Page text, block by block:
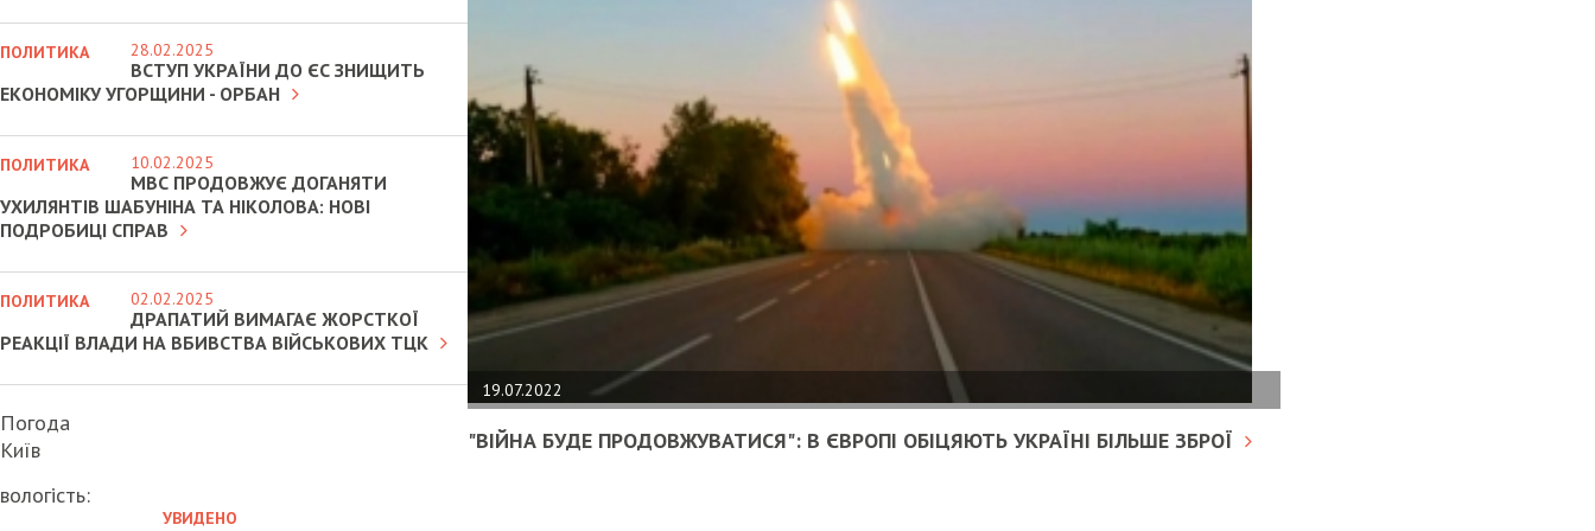
19.07.2022
"ВІЙНА БУДЕ ПРОДОВЖУВАТИСЯ": В ЄВРОПІ ОБІЦЯЮТЬ УКРАЇНІ БІЛЬШЕ ЗБРОЇ
УВИДЕНО
ПОЛИТИКА 28.02.2025
ВСТУП УКРАЇНИ ДО ЄС ЗНИЩИТЬ
ЕКОНОМІКУ УГОРЩИНИ - ОРБАН
ПОЛИТИКА 10.02.2025
МВС ПРОДОВЖУЄ ДОГАНЯТИ
УХИЛЯНТІВ ШАБУНІНА ТА НІКОЛОВА: НОВІ
ПОДРОБИЦІ СПРАВ
ПОЛИТИКА 02.02.2025
ДРАПАТИЙ ВИМАГАЄ ЖОРСТКОЇ
РЕАКЦІЇ ВЛАДИ НА ВБИВСТВА ВІЙСЬКОВИХ ТЦК
Погода
Київ
вологість: